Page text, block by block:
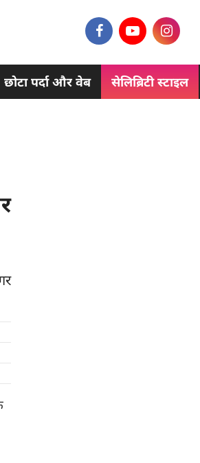
छोटा पर्दा और वेब सेलिब्रिटी स्टाइल